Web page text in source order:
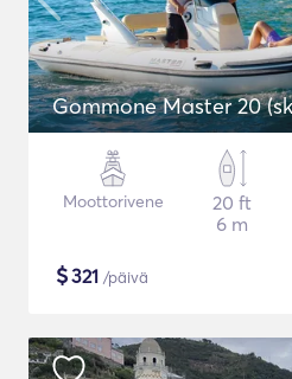
Gommone Master 20
Moottorivene
20 ft
6 m
$321 /päivä